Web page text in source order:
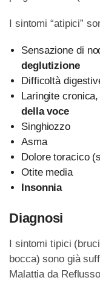
I sintomi “atipici”
Sensazione di
deglutizione
Difficoltà
Laringite
della voce
Singhiozzo
Asma
Dolore toracico
Otite media
Insonnia
Diagnosi
I sintomi tipici
bocca) sono già
Malattia da